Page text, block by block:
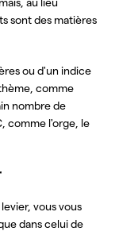
sont des matières
ou d'un indice
comme
nombre de
comme l'orge, le
vous vous
dans celui de